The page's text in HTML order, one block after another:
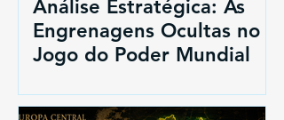
Análise Estratégica: As
Engrenagens Ocultas no
Jogo do Poder Mundial